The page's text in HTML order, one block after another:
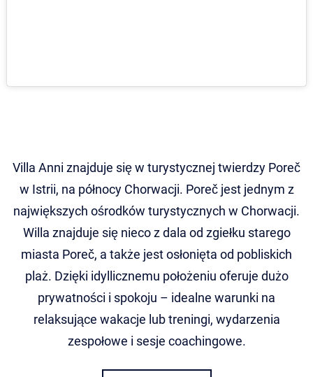
Villa Anni znajduje się w turystycznej twierdzy Poreč
w Istrii, na północy Chorwacji. Poreč jest jednym z
największych ośrodków turystycznych w Chorwacji.
Willa znajduje się nieco z dala od zgiełku starego
miasta Poreč, a także jest osłonięta od pobliskich
plaż. Dzięki idyllicznemu położeniu oferuje dużo
prywatności i spokoju – idealne warunki na
relaksujące wakacje lub treningi, wydarzenia
zespołowe i sesje coachingowe.